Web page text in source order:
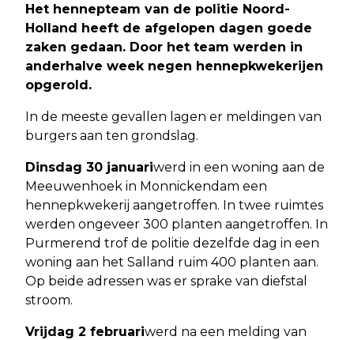
Het hennepteam van de politie Noord-
Holland heeft de afgelopen dagen goede
zaken gedaan. Door het team werden in
anderhalve week negen hennepkwekerijen
opgerold.
In de meeste gevallen lagen er meldingen van
burgers aan ten grondslag.
Dinsdag 30 januariwerd in een woning aan de
Meeuwenhoek in Monnickendam een
hennepkwekerij aangetroffen. In twee ruimtes
werden ongeveer 300 planten aangetroffen. In
Purmerend trof de politie dezelfde dag in een
woning aan het Salland ruim 400 planten aan.
Op beide adressen was er sprake van diefstal
stroom.
Vrijdag 2 februariwerd na een melding van